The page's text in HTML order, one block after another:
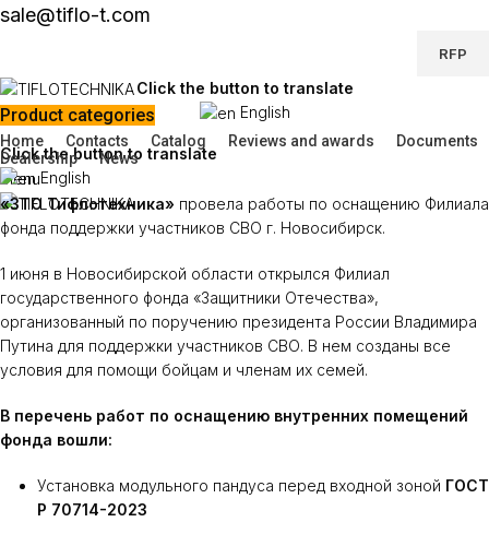
sale@tiflo-t.com
RFP
Click the button to translate
English
Product categories
Home Contacts Catalog Reviews and awards
Documents
Dealership
News
Menu
Click the button to translate
English
«ЗТО Тифлотехника» провела работы по оснащению Филиала
фонда поддержки участников СВО г. Новосибирск.
1 июня в Новосибирской области открылся Филиал
государственного фонда «Защитники Отечества»,
организованный по поручению президента России Владимира
Путина для поддержки участников СВО. В нем созданы все
условия для помощи бойцам и членам их семей.
В перечень работ по оснащению внутренних помещений
фонда вошли:
Установка модульного пандуса перед входной зоной ГОСТ
Р 70714-2023